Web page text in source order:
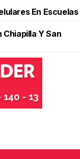
En Escuelas
Chiapilla Y San